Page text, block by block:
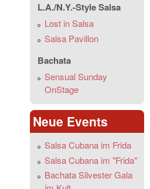
L.A./N.Y.-Style Salsa
Lost in Salsa
Salsa Pavillon
Bachata
Sensual Sunday
OnStage
Neue Events
Salsa Cubana im Frida
Salsa Cubana im "Frida"
Bachata Silvester Gala